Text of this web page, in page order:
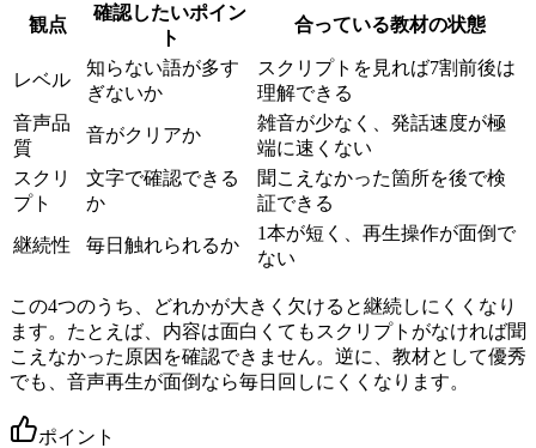
観点
確認したいポイン
ト
合っている教材の状態
レベル
知らない語が多す
ぎないか
スクリプトを見れば7割前後は
理解できる
音声品
質
音がクリアか
雑音が少なく、発話速度が極
端に速くない
スクリ
プト
文字で確認できる
か
聞こえなかった箇所を後で検
証できる
継続性 毎日触れられるか
1本が短く、再生操作が面倒で
ない
この4つのうち、どれかが大きく欠けると継続しにくくなり
ます。たとえば、内容は面白くてもスクリプトがなければ聞
こえなかった原因を確認できません。逆に、教材として優秀
でも、音声再生が面倒なら毎日回しにくくなります。
ポイント